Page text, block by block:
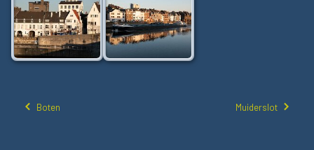
Boten Muiderslot